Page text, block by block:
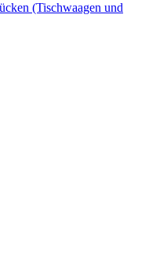
(Tischwaagen und